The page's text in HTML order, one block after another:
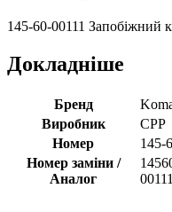
145-60-00111 Запобіжний
Докладніше
Бренд
Виробник
CPP
Номер
145-
Номер заміни /
Аналог
00111